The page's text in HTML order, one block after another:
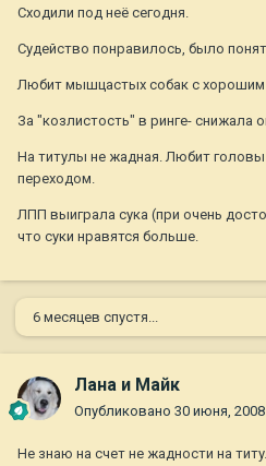
Сходили под неё сегодня.
Судейство понравилось, было
Любит мышцастых собак с хорошим
За "козлистость" в ринге- снижала
На титулы не жадная. Любит
переходом.
ЛПП выиграла сука (при очень
что суки нравятся больше.
6 месяцев спустя...
Лана и Майк
Опубликовано 30 июня, 2008
Не знаю на счет не жадности на